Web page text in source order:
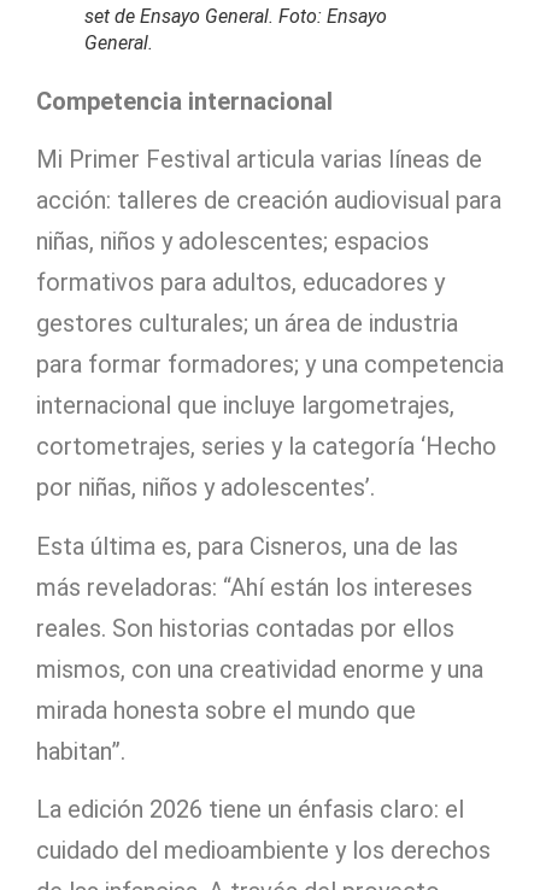
set de Ensayo General. Foto: Ensayo
General.
Competencia internacional
Mi Primer Festival articula varias líneas de
acción: talleres de creación audiovisual para
niñas, niños y adolescentes; espacios
formativos para adultos, educadores y
gestores culturales; un área de industria
para formar formadores; y una competencia
internacional que incluye largometrajes,
cortometrajes, series y la categoría ‘Hecho
por niñas, niños y adolescentes’.
Esta última es, para Cisneros, una de las
más reveladoras: “Ahí están los intereses
reales. Son historias contadas por ellos
mismos, con una creatividad enorme y una
mirada honesta sobre el mundo que
habitan”.
La edición 2026 tiene un énfasis claro: el
cuidado del medioambiente y los derechos